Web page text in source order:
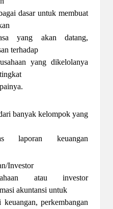
dasar untuk membuat
yang akan datang,
terhadap
yang dikelolanya
banyak kelompok yang
laporan keuangan
Investor
atau investor
akuntansi untuk
keuangan, perkembangan